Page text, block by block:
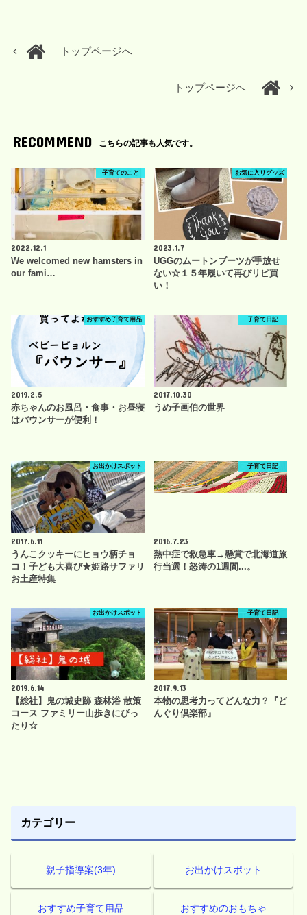
トップページへ
トップページへ
RECOMMEND こちらの記事も人気です。
子育てのこと
2022.12.1
We welcomed new hamsters in
our fami…
お気に入りグッズ
2023.1.7
UGGのムートンブーツが手放せ
ない☆１５年履いて再びリピ買
い！
おすすめ子育て用品
2019.2.5
赤ちゃんのお風呂・食事・お昼寝
はバウンサーが便利！
子育て日記
2017.10.30
うめ子画伯の世界
お出かけスポット
2017.6.11
うんこクッキーにヒョウ柄チョ
コ！子ども大喜び★姫路サファリ
お土産特集
子育て日記
2016.7.23
熱中症で救急車→懸賞で北海道旅
行当選！怒涛の1週間...。
お出かけスポット
2019.6.14
【総社】鬼の城史跡 森林浴 散策
コース ファミリー山歩きにぴっ
たり☆
子育て日記
2017.9.13
本物の思考力ってどんな力？『ど
んぐり倶楽部』
カテゴリー
親子指導案(3年) お出かけスポット
おすすめ子育て用品 おすすめのおもちゃ